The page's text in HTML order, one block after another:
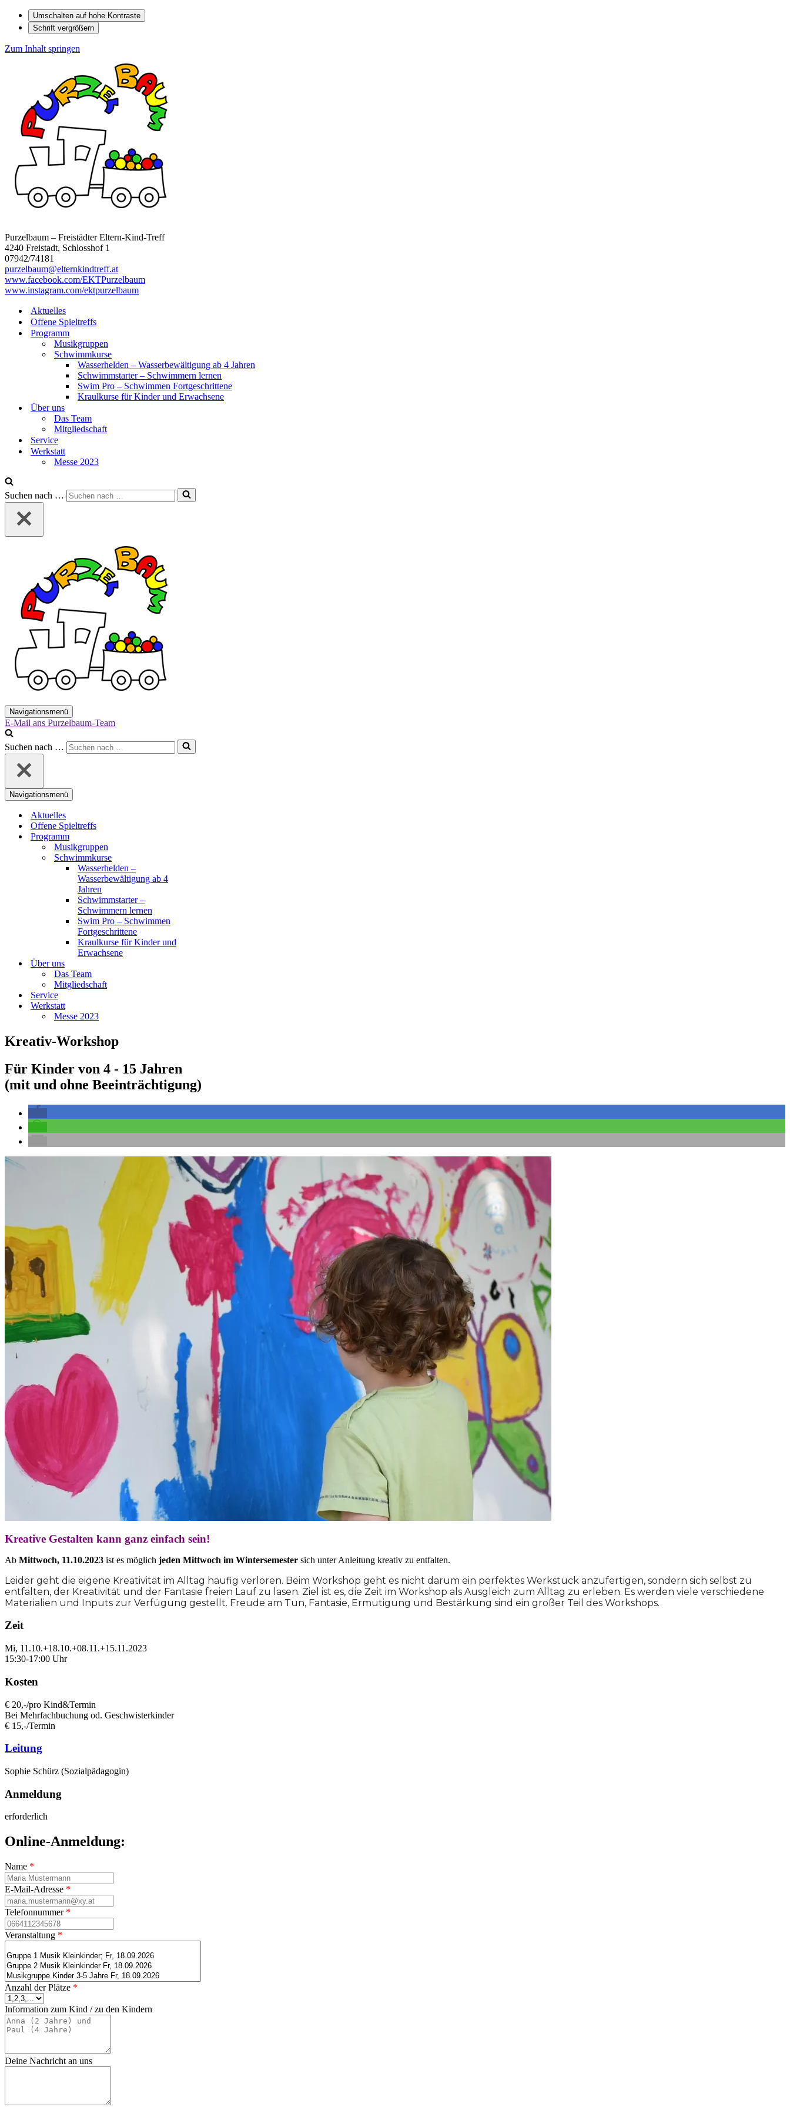
Umschalten auf hohe Kontraste
Schrift vergrößern
Zum Inhalt springen
Purzelbaum – Freistädter Eltern-Kind-Treff
4240 Freistadt, Schlosshof 1
07942/74181
purzelbaum@elternkindtreff.at
www.facebook.com/EKTPurzelbaum
www.instagram.com/ektpurzelbaum
Aktuelles
Offene Spieltreffs
Programm
Musikgruppen
Schwimmkurse
Wasserhelden – Wasserbewältigung ab 4 Jahren
Schwimmstarter – Schwimmern lernen
Swim Pro – Schwimmen Fortgeschrittene
Kraulkurse für Kinder und Erwachsene
Über uns
Das Team
Mitgliedschaft
Service
Werkstatt
Messe 2023
Suchen nach …
Navigationsmenü
E-Mail ans Purzelbaum-Team
Suchen nach …
Navigationsmenü
Aktuelles
Offene Spieltreffs
Programm
Musikgruppen
Schwimmkurse
Wasserhelden –
Wasserbewältigung ab 4
Jahren
Schwimmstarter –
Schwimmern lernen
Swim Pro – Schwimmen
Fortgeschrittene
Kraulkurse für Kinder und
Erwachsene
Über uns
Das Team
Mitgliedschaft
Service
Werkstatt
Messe 2023
Kreativ-Workshop
Für Kinder von 4 - 15 Jahren
(mit und ohne Beeinträchtigung)
Kreative Gestalten kann ganz einfach sein!
Ab Mittwoch, 11.10.2023 ist es möglich jeden Mittwoch im Wintersemester sich unter Anleitung kreativ zu entfalten.
Leider geht die eigene Kreativität im Alltag häufig verloren. Beim Workshop geht es nicht darum ein perfektes Werkstück anzufertigen, sondern sich selbst zu
entfalten, der Kreativität und der Fantasie freien Lauf zu lasen. Ziel ist es, die Zeit im Workshop als Ausgleich zum Alltag zu erleben. Es werden viele verschiedene
Materialien und Inputs zur Verfügung gestellt. Freude am Tun, Fantasie, Ermutigung und Bestärkung sind ein großer Teil des Workshops.
Zeit
Mi, 11.10.+18.10.+08.11.+15.11.2023
15:30-17:00 Uhr
Kosten
€ 20,-/pro Kind&Termin
Bei Mehrfachbuchung od. Geschwisterkinder
€ 15,-/Termin
Leitung
Sophie Schürz (Sozialpädagogin)
Anmeldung
erforderlich
Online-Anmeldung:
Name *
E-Mail-Adresse *
Telefonnummer *
Veranstaltung *
Anzahl der Plätze *
Information zum Kind / zu den Kindern
Deine Nachricht an uns